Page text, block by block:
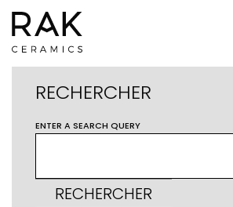
RECHERCHER
ENTER A SEARCH QUERY
RECHERCHER